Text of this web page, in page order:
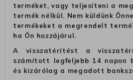
terméket, vagy teljesíteni a
termék nélkül. Nem küldünk
termékeket a megrendelt
ha Ön hozzájárul.
A visszatérítést a
számított legfeljebb 14 napon
és kizárólag a megadott